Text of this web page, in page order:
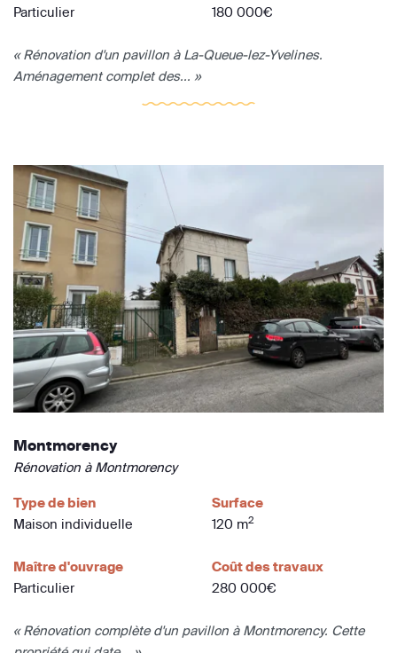
Particulier
180 000€
« Rénovation d'un pavillon à La-Queue-lez-Yvelines.
Aménagement complet des... »
Montmorency
Rénovation à Montmorency
Type de bien
Maison individuelle
Surface
120 m2
Maître d'ouvrage
Particulier
Coût des travaux
280 000€
« Rénovation complète d'un pavillon à Montmorency. Cette